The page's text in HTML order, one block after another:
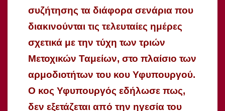
συζήτησης τα διάφορα σενάρια που
διακινούνται τις τελευταίες ημέρες
σχετικά με την τύχη των τριών
Μετοχικών Ταμείων, στο πλαίσιο των
αρμοδιοτήτων του κου Υφυπουργού.
Ο κος Υφυπουργός εδήλωσε πως,
δεν εξετάζεται από την ηγεσία του